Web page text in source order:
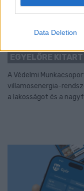
Data Deletion
KÁNIKULA-
EGYELŐRE KITART
A Védelmi
villamosenergia-
a lakosságot és a